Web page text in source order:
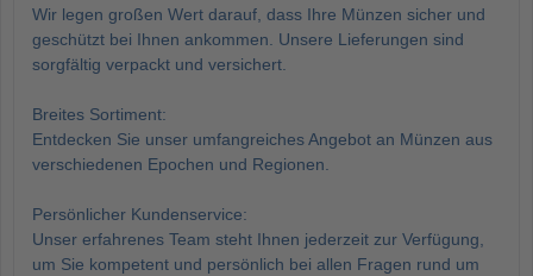
Wir legen großen Wert darauf, dass Ihre Münzen sicher und
geschützt bei Ihnen ankommen. Unsere Lieferungen sind
sorgfältig verpackt und versichert.
Breites Sortiment:
Entdecken Sie unser umfangreiches Angebot an Münzen aus
verschiedenen Epochen und Regionen.
Persönlicher Kundenservice:
Unser erfahrenes Team steht Ihnen jederzeit zur Verfügung,
um Sie kompetent und persönlich bei allen Fragen rund um